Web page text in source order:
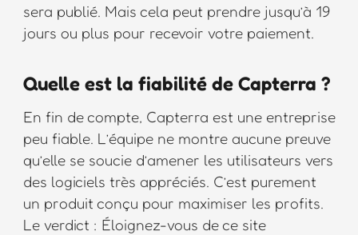
sera publié. Mais cela peut prendre jusqu’à 19
jours ou plus pour recevoir votre paiement.
Quelle est la fiabilité de Capterra ?
En fin de compte, Capterra est une entreprise
peu fiable. L’équipe ne montre aucune preuve
qu’elle se soucie d’amener les utilisateurs vers
des logiciels très appréciés. C’est purement
un produit conçu pour maximiser les profits.
Le verdict : Éloignez-vous de ce site